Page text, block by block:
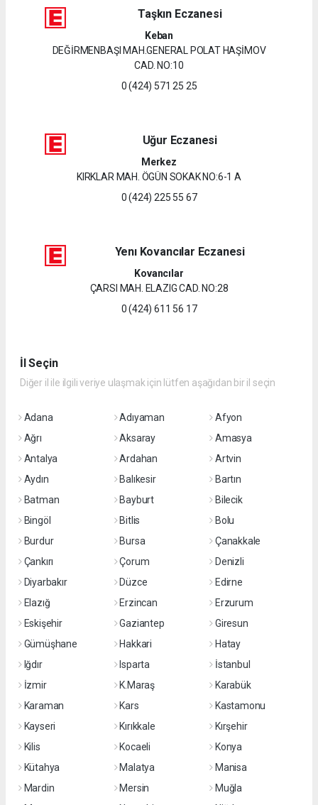
Taşkın Eczanesi
Keban
DEĞİRMENBAŞI MAH.GENERAL POLAT HAŞİMOV
CAD. NO:10
0 (424) 571 25 25
Uğur Eczanesi
Merkez
KIRKLAR MAH. ÖGÜN SOKAK NO:6-1 A
0 (424) 225 55 67
Yenı Kovancılar Eczanesi
Kovancılar
ÇARSI MAH. ELAZIG CAD. NO:28
0 (424) 611 56 17
İl Seçin
Diğer il ile ilgili veriye ulaşmak için lütfen aşağıdan bir il seçin
Adana Adıyaman
Afyon
Ağrı
Aksaray
Amasya
Antalya
Ardahan
Artvin
Aydın
Balıkesir
Bartın
Batman
Bayburt
Bilecik
Bingöl
Bitlis
Bolu
Burdur
Bursa
Çanakkale
Çankırı
Çorum
Denizli
Diyarbakır
Düzce
Edirne
Elazığ
Erzincan
Erzurum
Eskişehir
Gaziantep
Giresun
Gümüşhane
Hakkari
Hatay
Iğdır
Isparta
İstanbul
İzmir
K.Maraş
Karabük
Karaman
Kars
Kastamonu
Kayseri
Kırıkkale
Kırşehir
Kilis
Kocaeli
Konya
Kütahya
Malatya
Manisa
Mardin
Mersin
Muğla